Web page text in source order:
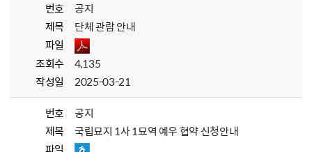
번호
공지
제목
단체 관람 안내
파일
조회수
4,135
작성일
2025-03-21
번호
공지
제목
국립묘지 1사 1묘역 예우 협약 신청안내